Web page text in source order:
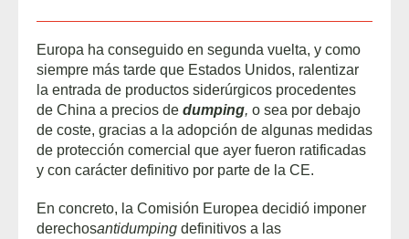
Europa ha conseguido en segunda vuelta, y como
siempre más tarde que Estados Unidos, ralentizar
la entrada de productos siderúrgicos procedentes
de China a precios de dumping, o sea por debajo
de coste, gracias a la adopción de algunas medidas
de protección comercial que ayer fueron ratificadas
y con carácter definitivo por parte de la CE.
En concreto, la Comisión Europea decidió imponer
derechosantidumping definitivos a las